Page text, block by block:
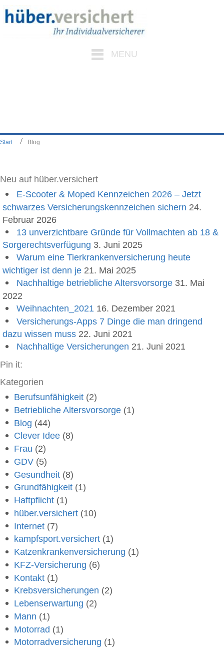
MENU
Start Blog
Neu auf hüber.versichert
E-Scooter & Moped Kennzeichen 2026 – Jetzt
schwarzes Versicherungskennzeichen sichern 24.
Februar 2026
13 unverzichtbare Gründe für Vollmachten ab 18 &
Sorgerechtsverfügung 3. Juni 2025
Warum eine Tierkrankenversicherung heute
wichtiger ist denn je 21. Mai 2025
Nachhaltige betriebliche Altersvorsorge 31. Mai
2022
Weihnachten_2021 16. Dezember 2021
Versicherungs-Apps 7 Dinge die man dringend
dazu wissen muss 22. Juni 2021
Nachhaltige Versicherungen 21. Juni 2021
Pin it:
Kategorien
Berufsunfähigkeit (2)
Betriebliche Altersvorsorge (1)
Blog (44)
Clever Idee (8)
Frau (2)
GDV (5)
Gesundheit (8)
Grundfähigkeit (1)
Haftpflicht (1)
hüber.versichert (10)
Internet (7)
kampfsport.versichert (1)
Katzenkrankenversicherung (1)
KFZ-Versicherung (6)
Kontakt (1)
Krebsversicherungen (2)
Lebenserwartung (2)
Mann (1)
Motorrad (1)
Motorradversicherung (1)